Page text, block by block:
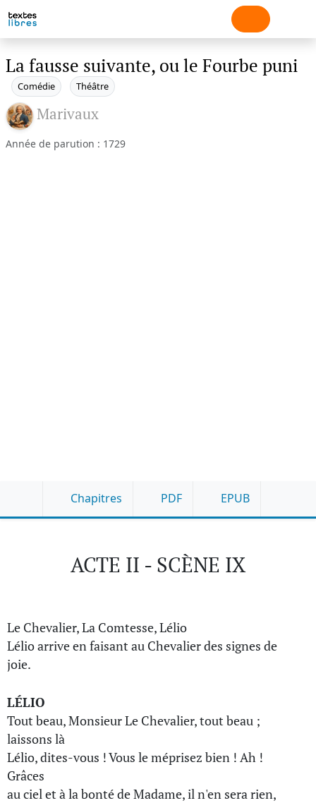
La fausse suivante, ou le Fourbe puni
Comédie Théâtre
Marivaux
Année de parution : 1729
Chapitres PDF EPUB
ACTE II - SCÈNE IX
Le Chevalier, La Comtesse, Lélio
Lélio arrive en faisant au Chevalier des signes de
joie.
LÉLIO
Tout beau, Monsieur Le Chevalier, tout beau ;
laissons là
Lélio, dites-vous ! Vous le méprisez bien ! Ah !
Grâces
au ciel et à la bonté de Madame, il n'en sera rien,